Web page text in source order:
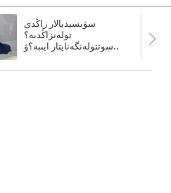
سۋبسيديالار زاڭدى
تولەنزاڭدىە؟
سوتتولەنگەناپتار ايىبە؟ۋ..